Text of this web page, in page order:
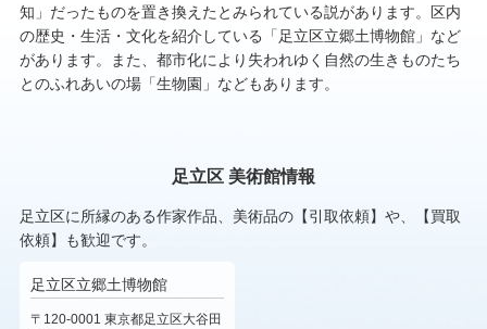
知」だったものを置き換えたとみられている説があります。区内
の歴史・生活・文化を紹介している「足立区立郷土博物館」など
があります。また、都市化により失われゆく自然の生きものたち
とのふれあいの場「生物園」などもあります。
足立区 美術館情報
足立区に所縁のある作家作品、美術品の【引取依頼】や、【買取
依頼】も歓迎です。
足立区立郷土博物館
〒120-0001 東京都足立区大谷田